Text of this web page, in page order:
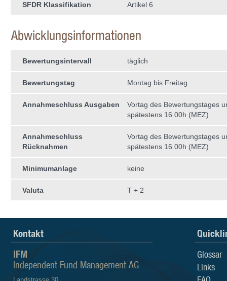
SFDR Klassifikation Artikel 6
Abwicklungsinformationen
Bewertungsintervall täglich
Bewertungstag Montag bis Freitag
Annahmeschluss Ausgaben
Vortag des Bewertungstages
spätestens 16.00h (MEZ)
Annahmeschluss
Rücknahmen
Vortag des Bewertungstages
spätestens 16.00h (MEZ)
Minimumanlage keine
Valuta T + 2
Kontakt
IFM
Independent Fund Management AG
Glossar
Links